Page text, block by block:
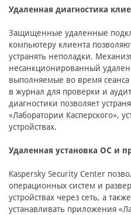
Удаленная диагностика
Защищенные удаленные
компьютеру клиента
устранять неполадки.
несанкционированный
выполняемые во время сеанса
в журнал для проверки и
диагностики позволяет
«Лаборатории Касперского»,
устройствах.
Удаленная установка ОС и
Kaspersky Security Center
операционных систем и
устройствах через сеть, а
устанавливать приложения